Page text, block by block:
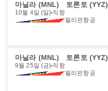
마닐라 (MNL) 토론토 (YYZ)
10월 4일 (일) 직항
필리핀항공
마닐라 (MNL) 토론토 (YYZ)
9월 25일 (금) 직항
필리핀항공